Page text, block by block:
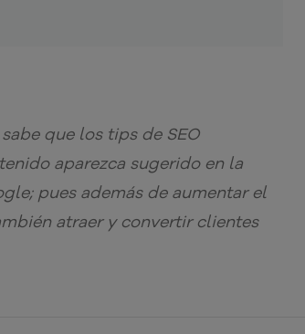
que los tips de SEO
aparezca sugerido en la
pues además de aumentar el
atraer y convertir clientes